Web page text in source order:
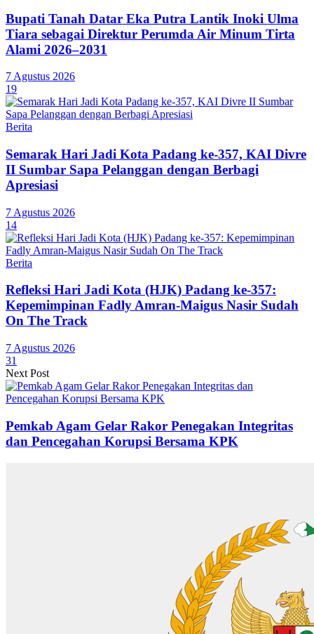
Bupati Tanah Datar Eka Putra Lantik Inoki Ulma
Tiara sebagai Direktur Perumda Air Minum Tirta
Alami 2026–2031
7 Agustus 2026
19
Berita
Semarak Hari Jadi Kota Padang ke-357, KAI Divre
II Sumbar Sapa Pelanggan dengan Berbagi
Apresiasi
7 Agustus 2026
14
Berita
Refleksi Hari Jadi Kota (HJK) Padang ke-357:
Kepemimpinan Fadly Amran-Maigus Nasir Sudah
On The Track
7 Agustus 2026
31
Next Post
Pemkab Agam Gelar Rakor Penegakan Integritas
dan Pencegahan Korupsi Bersama KPK